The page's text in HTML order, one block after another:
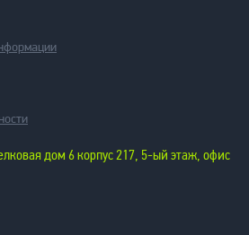
дом 6 корпус 217, 5-ый этаж, офис